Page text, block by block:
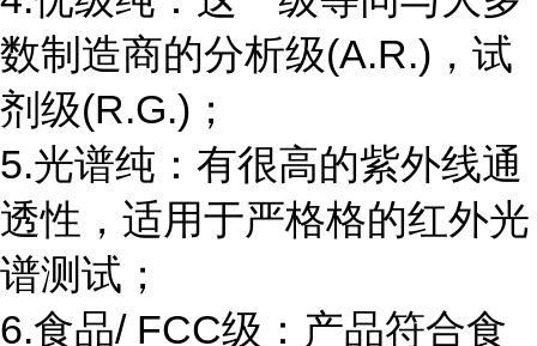
数制造商的分析级(A.R.)，试
剂级(R.G.)；
5.光谱纯：有很高的紫外线通
透性，适用于严格格的红外光
谱测试；
6.食品/ FCC级：产品符合食